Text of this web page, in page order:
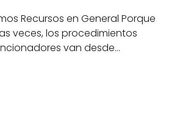
Recursos en General Porque
veces, los procedimientos
van desde…